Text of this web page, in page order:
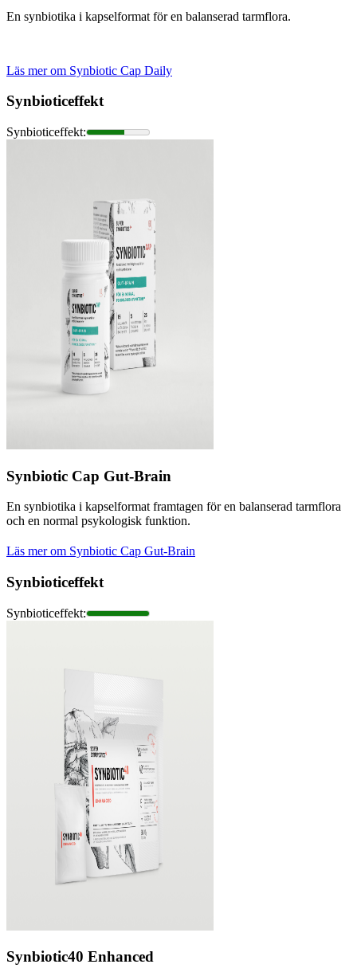
En synbiotika i kapselformat för en balanserad tarmflora.
Läs mer om Synbiotic Cap Daily
Synbioticeffekt
Synbioticeffekt:
Synbiotic Cap Gut-Brain
En synbiotika i kapselformat framtagen för en balanserad tarmflora
och en normal psykologisk funktion.
Läs mer om Synbiotic Cap Gut-Brain
Synbioticeffekt
Synbioticeffekt:
Synbiotic40 Enhanced